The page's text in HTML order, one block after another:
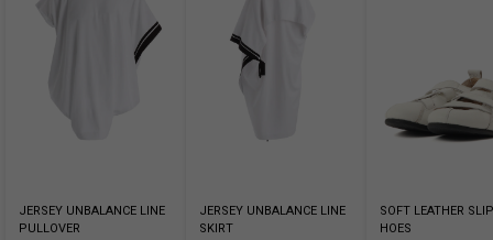
JERSEY UNBALANCE LINE
PULLOVER
JERSEY UNBALANCE LINE
SKIRT
SOFT LEATHER
HOES